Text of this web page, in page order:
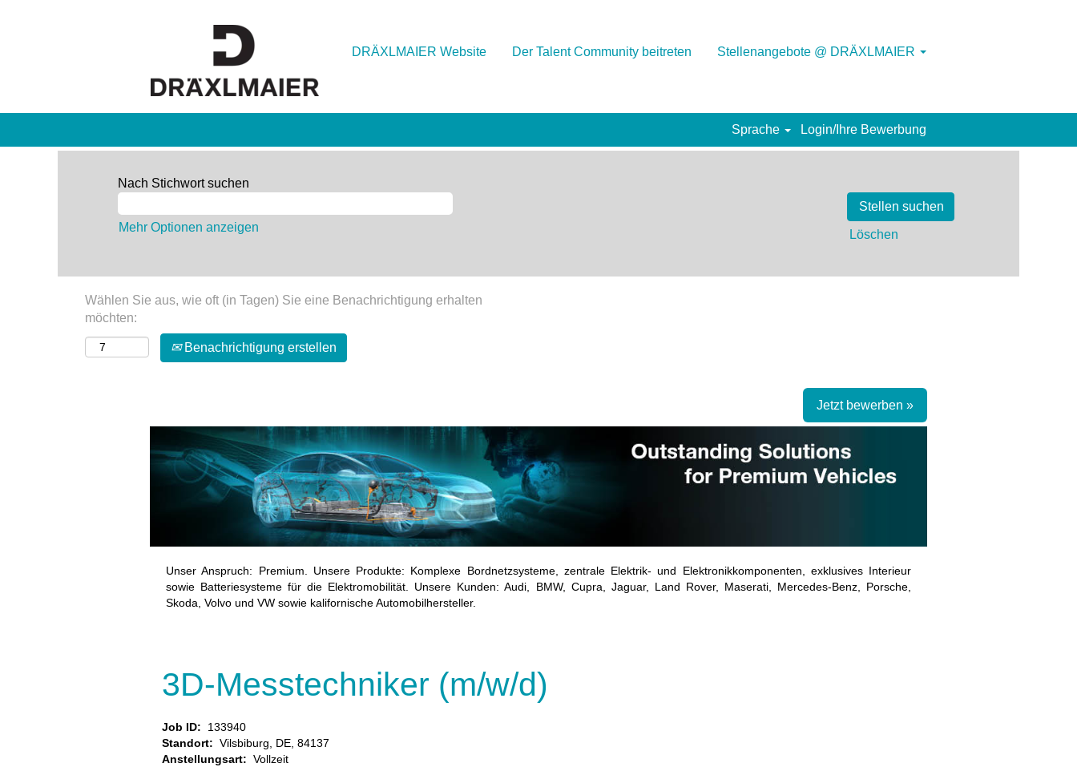
DRÄXLMAIER Website Der Talent Community beitreten Stellenangebote @ DRÄXLMAIER
Sprache Login/Ihre Bewerbung
Nach Stichwort suchen
Mehr Optionen anzeigen
Löschen
Wählen Sie aus, wie oft (in Tagen) Sie eine Benachrichtigung erhalten
möchten:
Benachrichtigung erstellen
Jetzt bewerben »
Unser Anspruch: Premium. Unsere Produkte: Komplexe Bordnetzsysteme, zentrale Elektrik- und Elektronikkomponenten, exklusives Interieur
sowie Batteriesysteme für die Elektromobilität. Unsere Kunden: Audi, BMW, Cupra, Jaguar, Land Rover, Maserati, Mercedes-Benz, Porsche,
Skoda, Volvo und VW sowie kalifornische Automobilhersteller.
3D-Messtechniker (m/w/d)
Job ID: 133940
Standort: Vilsbiburg, DE, 84137
Anstellungsart: Vollzeit